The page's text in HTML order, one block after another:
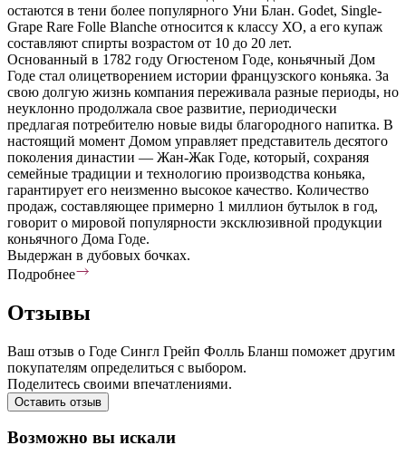
остаются в тени более популярного Уни Блан. Godet, Single-
Grape Rare Folle Blanche относится к классу ХО, а его купаж
составляют спирты возрастом от 10 до 20 лет.
Основанный в 1782 году Огюстеном Годе, коньячный Дом
Годе стал олицетворением истории французского коньяка. За
свою долгую жизнь компания переживала разные периоды, но
неуклонно продолжала свое развитие, периодически
предлагая потребителю новые виды благородного напитка. В
настоящий момент Домом управляет представитель десятого
поколения династии — Жан-Жак Годе, который, сохраняя
семейные традиции и технологию производства коньяка,
гарантирует его неизменно высокое качество. Количество
продаж, составляющее примерно 1 миллион бутылок в год,
говорит о мировой популярности эксклюзивной продукции
коньячного Дома Годе.
Выдержан в дубовых бочках.
Подробнее
Отзывы
Ваш отзыв о Годе Сингл Грейп Фолль Бланш поможет другим
покупателям определиться с выбором.
Поделитесь своими впечатлениями.
Оставить отзыв
Возможно вы искали